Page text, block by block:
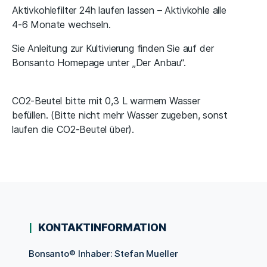
Aktivkohlefilter 24h laufen lassen – Aktivkohle alle
4-6 Monate wechseln.
Sie Anleitung zur Kultivierung finden Sie auf der
Bonsanto Homepage unter „Der Anbau“.
CO2-Beutel bitte mit 0,3 L warmem Wasser
befüllen. (Bitte nicht mehr Wasser zugeben, sonst
laufen die CO2-Beutel über).
KONTAKTINFORMATION
Bonsanto® Inhaber: Stefan Mueller